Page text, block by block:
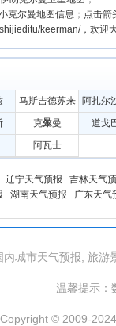
克尔曼地图信息；点击
keerman/，欢迎
马斯吉德苏来
曼
阿扎尔
克尔曼
道戈
阿瓦士
辽宁天气预报
吉林天气
湖南天气预报 广东天气
内城市天气预报, 旅游
温馨提示：
Copyright © 2009-